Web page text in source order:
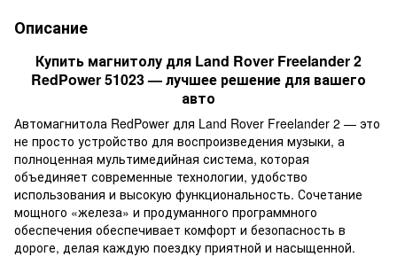
Описание
Купить магнитолу для Land Rover Freelander 2
RedPower 51023 — лучшее решение для вашего
авто
Автомагнитола RedPower для Land Rover Freelander 2 — это
не просто устройство для воспроизведения музыки, а
полноценная мультимедийная система, которая
объединяет современные технологии, удобство
использования и высокую функциональность. Сочетание
мощного «железа» и продуманного программного
обеспечения обеспечивает комфорт и безопасность в
дороге, делая каждую поездку приятной и насыщенной.